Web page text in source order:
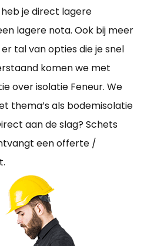
je direct lagere
lagere nota. Ook bij meer
tal van opties die je snel
komen we met
over isolatie Feneur. We
thema’s als bodemisolatie
aan de slag? Schets
een offerte /